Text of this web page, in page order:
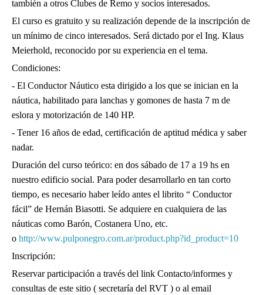
también a otros Clubes de Remo y socios interesados.
El curso es gratuito y su realización depende de la inscripción de
un mínimo de cinco interesados. Será dictado por el Ing. Klaus
Meierhold, reconocido por su experiencia en el tema.
Condiciones:
- El Conductor Náutico esta dirigido a los que se inician en la
náutica, habilitado para lanchas y gomones de hasta 7 m de
eslora y motorización de 140 HP.
- Tener 16 años de edad, certificación de aptitud médica y saber
nadar.
Duración del curso teórico: en dos sábado de 17 a 19 hs en
nuestro edificio social. Para poder desarrollarlo en tan corto
tiempo, es necesario haber leído antes el librito “ Conductor
fácil” de Hernán Biasotti. Se adquiere en cualquiera de las
náuticas como Barón, Costanera Uno, etc.
o http://www.pulponegro.com.ar/product.php?id_product=10
Inscripción:
Reservar participación a través del link Contacto/informes y
consultas de este sitio ( secretaría del RVT ) o al email